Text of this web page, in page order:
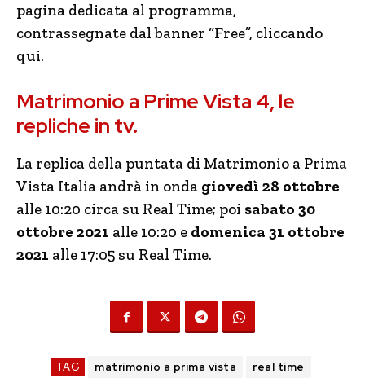
pagina dedicata al programma,
contrassegnate dal banner “Free”, cliccando
qui.
Matrimonio a Prime Vista 4, le
repliche in tv.
La replica della puntata di Matrimonio a Prima
Vista Italia andrà in onda giovedì 28 ottobre
alle 10:20 circa su Real Time; poi sabato 30
ottobre 2021 alle 10:20 e domenica 31 ottobre
2021 alle 17:05 su Real Time.
TAG matrimonio a prima vista real time